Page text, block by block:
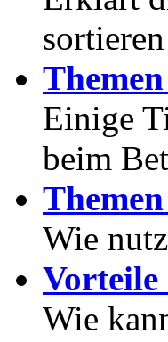
Einige
beim
Wie
Vorteile
Wie